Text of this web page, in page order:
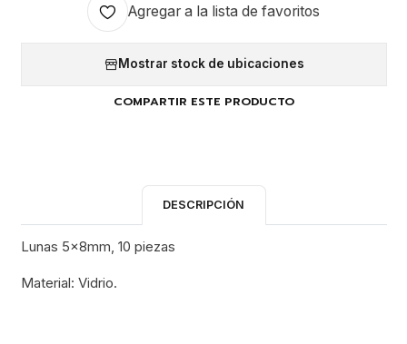
Agregar a la lista de favoritos
Mostrar stock de ubicaciones
COMPARTIR ESTE PRODUCTO
DESCRIPCIÓN
Lunas 5x8mm, 10 piezas
Material: Vidrio.